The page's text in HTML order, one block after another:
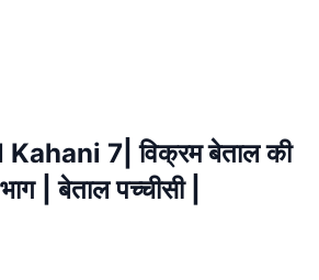
7| विक्रम बेताल की
| बेताल पच्चीसी |